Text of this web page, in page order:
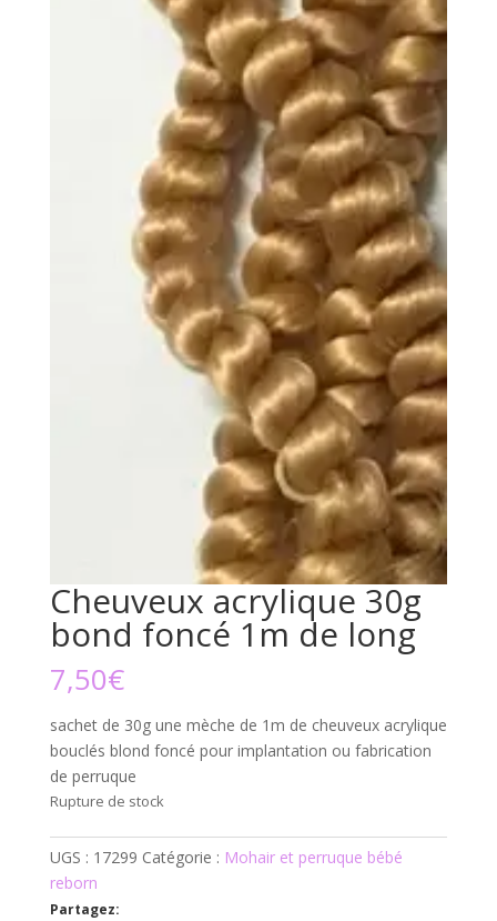
Cheuveux acrylique 30g
bond foncé 1m de long
7,50€
sachet de 30g une mèche de 1m de cheuveux acrylique
bouclés blond foncé pour implantation ou fabrication
de perruque
Rupture de stock
UGS : 17299 Catégorie : Mohair et perruque bébé
reborn
Partagez: